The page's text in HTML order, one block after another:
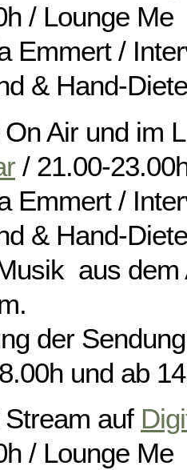
/ Lounge Me
Emmert /
& Hand-
Air und im
/ 21.00-
Emmert /
& Hand-
aus dem
der
und ab
auf
/ Lounge Me